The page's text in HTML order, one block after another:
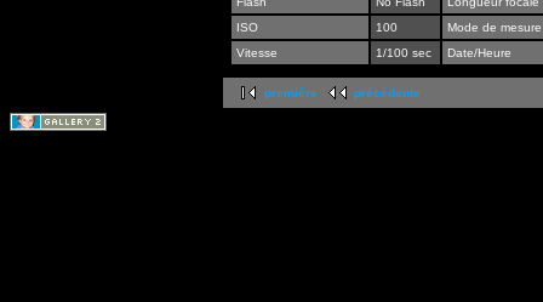
ISO
100
Mode de mesure
Vitesse
1/100 sec Date/Heure
première précédente